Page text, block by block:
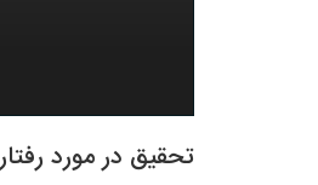
تحقیق در مورد